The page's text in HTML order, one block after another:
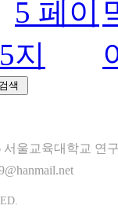
5
울교육대학교 연